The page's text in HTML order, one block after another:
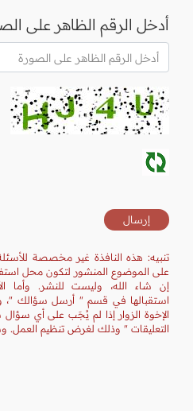
أدخل الرقم الظاهر على
تنبيه: هذه النافذة غير مخصصة
على الموضوع المنشور لتكون محل
إن شاء الله، وليست للنشر. وأما
استقبالها في قسم " أرسل سؤالك "،
الإخوة الزوار إذا لم يُجَب على أي
التعليقات " وذلك لغرض تنظيم العمل.